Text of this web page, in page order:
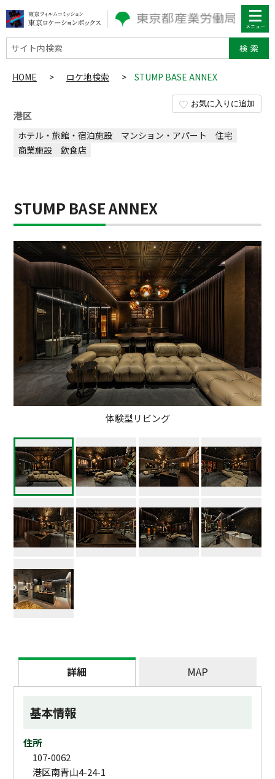
サイト内検索
HOME > ロケ地検索 > STUMP BASE ANNEX
お気に入りに追加
港区
ホテル・旅館・宿泊施設 マンション・アパート
住宅
商業施設
飲食店
STUMP BASE ANNEX
体験型リビング
詳細 MAP
基本情報
住所
107-0062
港区南青山4-24-1